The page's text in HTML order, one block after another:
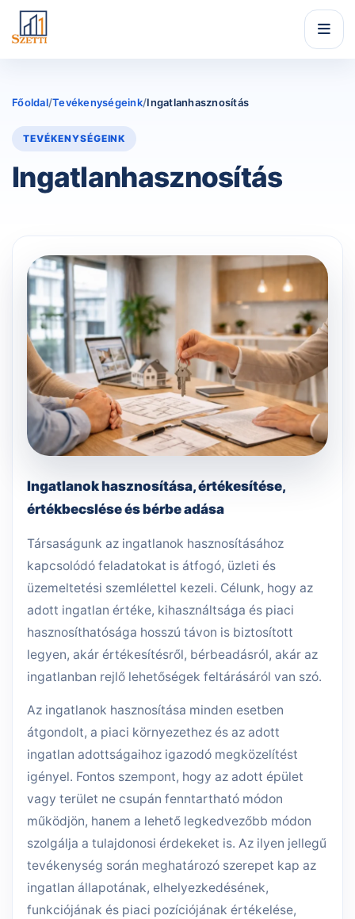
Skip to content
Főoldal/Tevékenységeink/Ingatlanhasznosítás
TEVÉKENYSÉGEINK
Ingatlanhasznosítás
Ingatlanok hasznosítása, értékesítése,
értékbecslése és bérbe adása
Társaságunk az ingatlanok hasznosításához
kapcsolódó feladatokat is átfogó, üzleti és
üzemeltetési szemlélettel kezeli. Célunk, hogy az
adott ingatlan értéke, kihasználtsága és piaci
hasznosíthatósága hosszú távon is biztosított
legyen, akár értékesítésről, bérbeadásról, akár az
ingatlanban rejlő lehetőségek feltárásáról van szó.
Az ingatlanok hasznosítása minden esetben
átgondolt, a piaci környezethez és az adott
ingatlan adottságaihoz igazodó megközelítést
igényel. Fontos szempont, hogy az adott épület
vagy terület ne csupán fenntartható módon
működjön, hanem a lehető legkedvezőbb módon
szolgálja a tulajdonosi érdekeket is. Az ilyen jellegű
tevékenység során meghatározó szerepet kap az
ingatlan állapotának, elhelyezkedésének,
funkciójának és piaci pozíciójának értékelése,